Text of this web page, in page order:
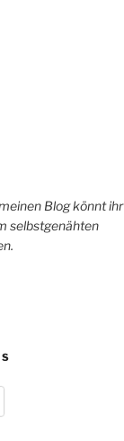
Blog könnt ihr
selbstgenähten